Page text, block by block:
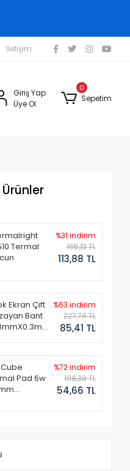
İletişim
Giriş Yap
Üye Ol
0
Sepetim
Termal
%31 indirim
165,13 TL
113,88 TL
Ekran Çift
Bant
%63 indirim
227,76 TL
85,41 TL
Pad 6w
%72 indirim
198,38 TL
54,66 TL